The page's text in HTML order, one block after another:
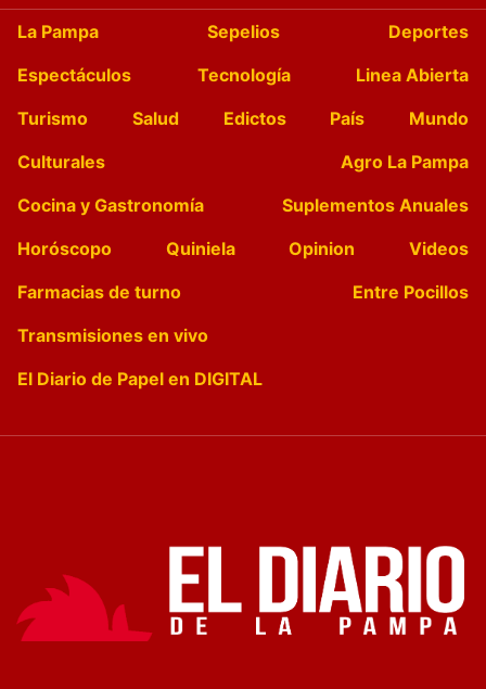
La Pampa Sepelios
Deportes
Espectáculos
Tecnología
Linea Abierta
Turismo
Salud Edictos País
Mundo
Culturales
Agro La Pampa
Cocina y Gastronomía
Suplementos Anuales
Horóscopo
Quiniela Opinion
Videos
Farmacias de turno
Entre Pocillos
Transmisiones en vivo
El Diario de Papel en DIGITAL